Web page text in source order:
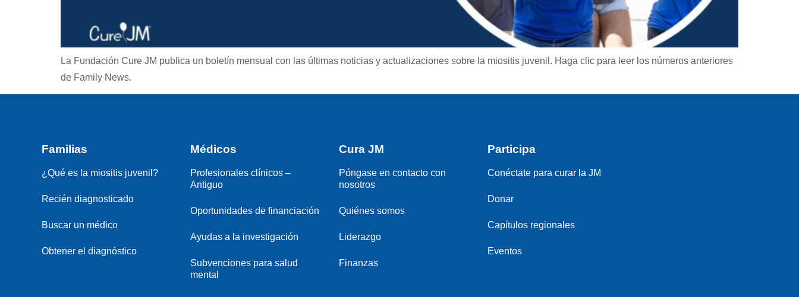
La Fundación Cure JM publica un boletín mensual con las últimas noticias y actualizaciones sobre la miositis juvenil. Haga clic para leer los números anteriores
de Family News.
Familias
¿Qué es la miositis juvenil?
Recién diagnosticado
Buscar un médico
Obtener el diagnóstico
Médicos
Profesionales clínicos –
Antiguo
Oportunidades de financiación
Ayudas a la investigación
Subvenciones para salud
mental
Cura JM
Póngase en contacto con
nosotros
Quiénes somos
Liderazgo
Finanzas
Participa
Conéctate para curar la JM
Donar
Capítulos regionales
Eventos